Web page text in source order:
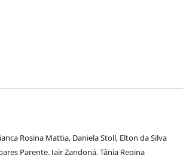
Rosina Mattia, Daniela Stoll, Elton da Silva
Parente, Jair Zandoná, Tânia Regina